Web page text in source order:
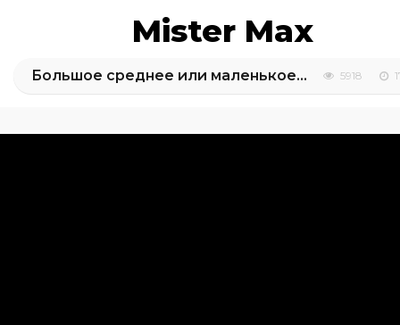
Mister Max
Большое среднее или маленькое челлендж 5918